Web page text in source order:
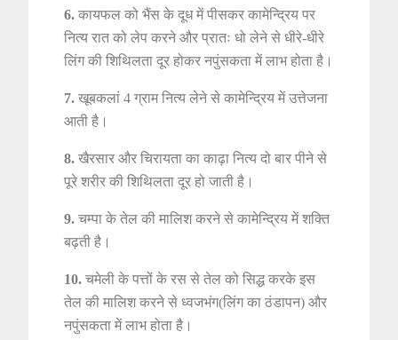
6. कायफल को भैंस के दूध में पीसकर कामेन्द्रिय पर
नित्य रात को लेप करने और प्रातः धो लेने से धीरे-धीरे
लिंग की शिथिलता दूर होकर नपुंसकता में लाभ होता है।
7.खूबकलां 4 ग्राम नित्य लेने से कामेन्द्रिय में उत्तेजना
आती है।
8.खैरसार और चिरायता का काढ़ा नित्य दो बार पीने से
पूरे शरीर की शिथिलता दूर हो जाती है।
9. चम्पा के तेल की मालिश करने से कामेन्द्रिय में शक्ति
बढ़ती है।
10. चमेली के पत्तों के रस से तेल को सिद्ध करके इस
तेल की मालिश करने से ध्वजभंग(लिंग का ठंडापन) और
नपुंसकता में लाभ होता है।